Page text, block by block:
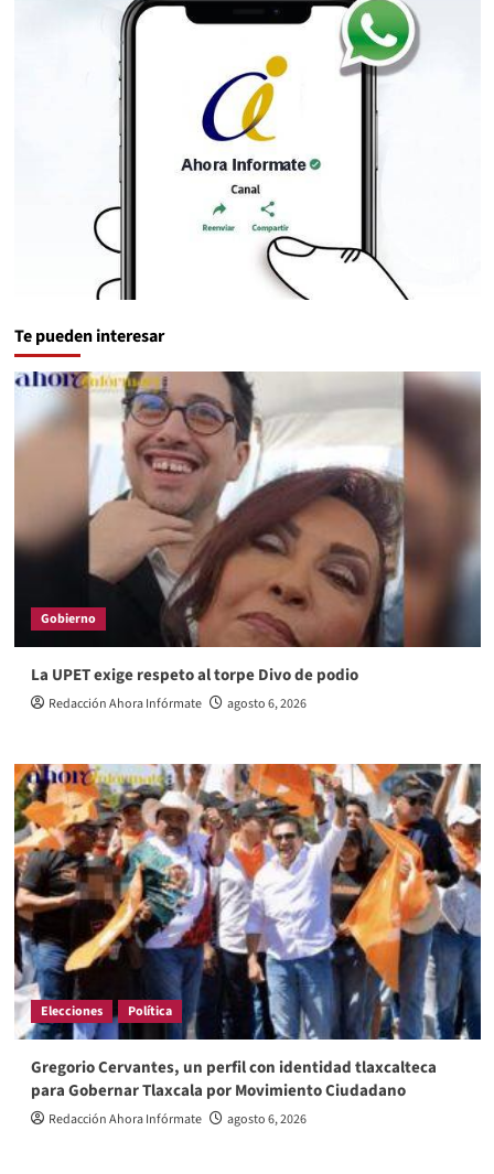
Te pueden interesar
Gobierno
La UPET exige respeto al torpe Divo de podio
Redacción Ahora Infórmate agosto 6, 2026
Elecciones Política
Gregorio Cervantes, un perfil con identidad tlaxcalteca
para Gobernar Tlaxcala por Movimiento Ciudadano
Redacción Ahora Infórmate agosto 6, 2026